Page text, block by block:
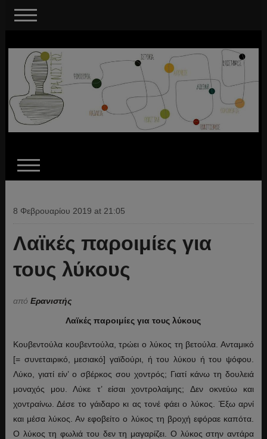
8 Φεβρουαρίου 2019 at 21:05
Λαϊκές παροιμίες για
τους λύκους
από Ερανιστής
Λαϊκές παροιμίες για τους λύκους
Κουβεντούλα κουβεντούλα, τρώει ο λύκος τη βετούλα. Ανταμικό
[= συνεταιρικό, μεσιακό] γαϊδούρι, ή του λύκου ή του ψόφου.
Λύκο, γιατί είν’ ο σβέρκος σου χοντρός; Γιατί κάνω τη δουλειά
μοναχός μου. Λύκε τ’ είσαι χοντρολαίμης; Δεν οκνεύω και
χοντραίνω. Δέσε το γάιδαρο κι ας τονέ φάει ο λύκος. Έξω αρνί
και μέσα λύκος. Αν εφοβείτο ο λύκος τη βροχή εφόραε καπότα.
Ο λύκος τη φωλιά του δεν τη μαγαρίζει. Ο λύκος στην αντάρα